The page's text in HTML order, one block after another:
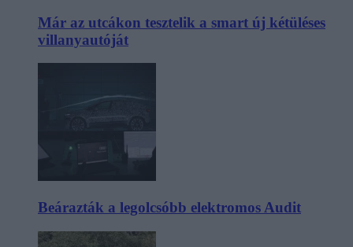
Már az utcákon tesztelik a smart új kétüléses
villanyautóját
Beárazták a legolcsóbb elektromos Audit